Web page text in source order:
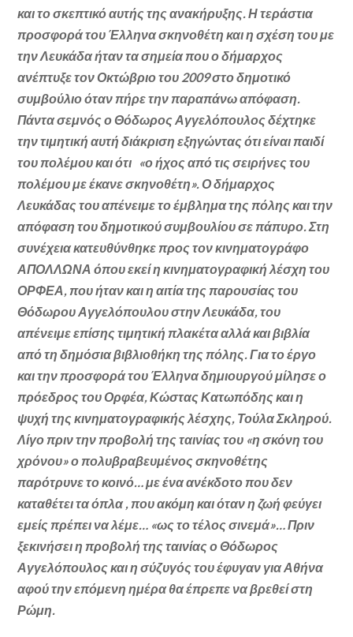
και το σκεπτικό αυτής της ανακήρυξης. Η τεράστια
προσφορά του Έλληνα σκηνοθέτη και η σχέση του με
την Λευκάδα ήταν τα σημεία που ο δήμαρχος
ανέπτυξε τον Οκτώβριο του 2009 στο δημοτικό
συμβούλιο όταν πήρε την παραπάνω απόφαση.
Πάντα σεμνός ο Θόδωρος Αγγελόπουλος δέχτηκε
την τιμητική αυτή διάκριση εξηγώντας ότι είναι παιδί
του πολέμου και ότι «ο ήχος από τις σειρήνες του
πολέμου με έκανε σκηνοθέτη». Ο δήμαρχος
Λευκάδας του απένειμε το έμβλημα της πόλης και την
απόφαση του δημοτικού συμβουλίου σε πάπυρο. Στη
συνέχεια κατευθύνθηκε προς τον κινηματογράφο
ΑΠΟΛΛΩΝΑ όπου εκεί η κινηματογραφική λέσχη του
ΟΡΦΕΑ, που ήταν και η αιτία της παρουσίας του
Θόδωρου Αγγελόπουλου στην Λευκάδα, του
απένειμε επίσης τιμητική πλακέτα αλλά και βιβλία
από τη δημόσια βιβλιοθήκη της πόλης. Για το έργο
και την προσφορά του Έλληνα δημιουργού μίλησε ο
πρόεδρος του Ορφέα, Κώστας Κατωπόδης και η
ψυχή της κινηματογραφικής λέσχης, Τούλα Σκληρού.
Λίγο πριν την προβολή της ταινίας του «η σκόνη του
χρόνου» ο πολυβραβευμένος σκηνοθέτης
παρότρυνε το κοινό… με ένα ανέκδοτο που δεν
καταθέτει τα όπλα , που ακόμη και όταν η ζωή φεύγει
εμείς πρέπει να λέμε… «ως το τέλος σινεμά»… Πριν
ξεκινήσει η προβολή της ταινίας ο Θόδωρος
Αγγελόπουλος και η σύζυγός του έφυγαν για Αθήνα
αφού την επόμενη ημέρα θα έπρεπε να βρεθεί στη
Ρώμη.